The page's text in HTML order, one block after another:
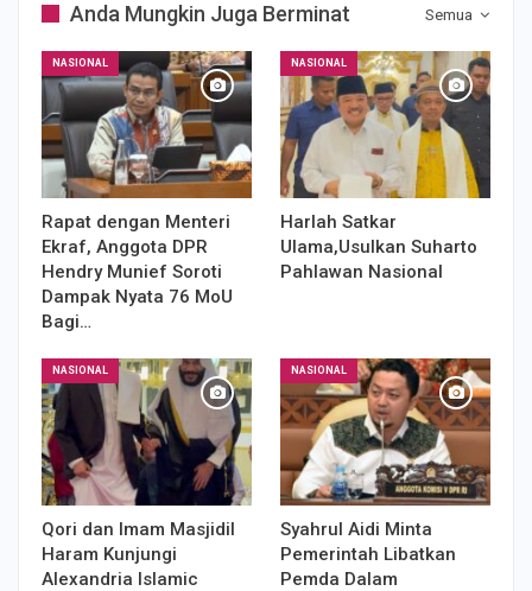
Semua
Anda Mungkin Juga Berminat
NASIONAL
Rapat dengan Menteri
Ekraf, Anggota DPR
Hendry Munief Soroti
Dampak Nyata 76 MoU
Bagi…
NASIONAL
Harlah Satkar
Ulama,Usulkan Suharto
Pahlawan Nasional
NASIONAL
Qori dan Imam Masjidil
Haram Kunjungi
Alexandria Islamic
NASIONAL
Syahrul Aidi Minta
Pemerintah Libatkan
Pemda Dalam